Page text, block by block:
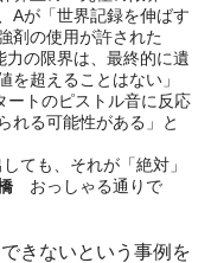
Aが「世界記録を伸ばす
剤の使用が許された
力の限界は、最終的に遺
を超えることはない」
ートのピストル音に反応
れる可能性がある」と
ても、それが「絶対」
おっしゃる通りで
きないという事例を